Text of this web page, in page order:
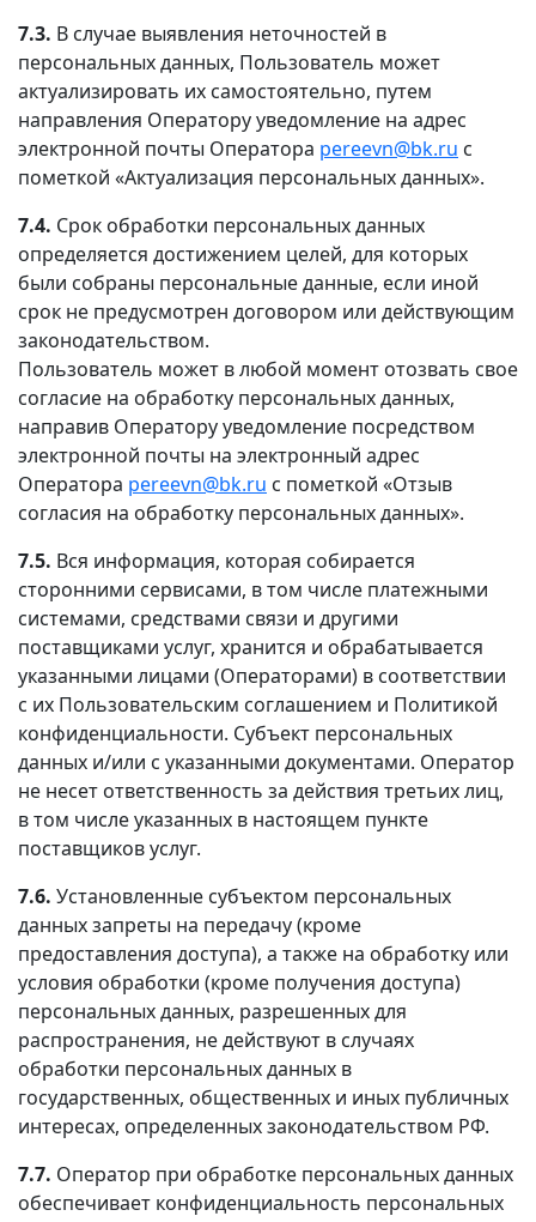
7.3. В случае выявления неточностей в
персональных данных, Пользователь может
актуализировать их самостоятельно, путем
направления Оператору уведомление на адрес
электронной почты Оператора pereevn@bk.ru с
пометкой «Актуализация персональных данных».
7.4. Срок обработки персональных данных
определяется достижением целей, для которых
были собраны персональные данные, если иной
срок не предусмотрен договором или действующим
законодательством.
Пользователь может в любой момент отозвать свое
согласие на обработку персональных данных,
направив Оператору уведомление посредством
электронной почты на электронный адрес
Оператора pereevn@bk.ru с пометкой «Отзыв
согласия на обработку персональных данных».
7.5. Вся информация, которая собирается
сторонними сервисами, в том числе платежными
системами, средствами связи и другими
поставщиками услуг, хранится и обрабатывается
указанными лицами (Операторами) в соответствии
с их Пользовательским соглашением и Политикой
конфиденциальности. Субъект персональных
данных и/или с указанными документами. Оператор
не несет ответственность за действия третьих лиц,
в том числе указанных в настоящем пункте
поставщиков услуг.
7.6. Установленные субъектом персональных
данных запреты на передачу (кроме
предоставления доступа), а также на обработку или
условия обработки (кроме получения доступа)
персональных данных, разрешенных для
распространения, не действуют в случаях
обработки персональных данных в
государственных, общественных и иных публичных
интересах, определенных законодательством РФ.
7.7. Оператор при обработке персональных данных
обеспечивает конфиденциальность персональных